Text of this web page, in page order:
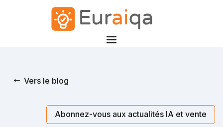
Vers le blog
Abonnez-vous aux actualités IA et vente